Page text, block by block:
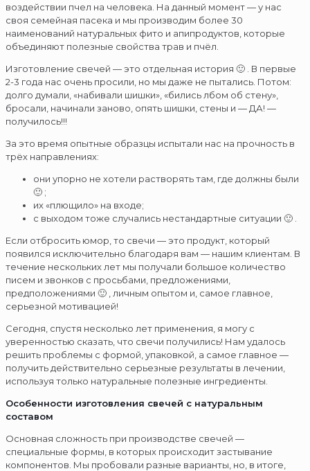
воздействии пчел на человека. На данный момент — у нас
своя семейная пасека и мы производим более 30
наименований натуральных фито и апипродуктов, которые
объединяют полезные свойства трав и пчёл.
Изготовление свечей — это отдельная история 🙂 . В первые
2-3 года нас очень просили, но мы даже не пытались. Потом:
долго думали, «набивали шишки», «бились лбом об стену»,
бросали, начинали заново, опять шишки, стены и — ДА! —
получилось!!!
За это время опытные образцы испытали нас на прочность в
трёх направлениях:
они упорно не хотели растворять там, где должны были
🙂 ;
их «плющило» на входе;
с выходом тоже случались нестандартные ситуации 🙂 .
Если отбросить юмор, то свечи — это продукт, который
появился исключительно благодаря вам — нашим клиентам. В
течение нескольких лет мы получали большое количество
писем и звонков с просьбами, предложениями,
предположениями 🙂 , личным опытом и, самое главное,
серьезной мотивацией!
Сегодня, спустя несколько лет применения, я могу с
уверенностью сказать, что свечи получились! Нам удалось
решить проблемы с формой, упаковкой, а самое главное —
получить действительно серьезные результаты в лечении,
используя только натуральные полезные ингредиенты.
Особенности изготовления свечей с натуральным
составом
Основная сложность при производстве свечей —
специальные формы, в которых происходит застывание
компонентов. Мы пробовали разные варианты, но, в итоге,